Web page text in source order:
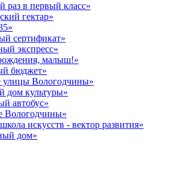
в первый класс»
гектар»
сертификат»
экспресс»
малыш!»
бюджет»
улицы Вологодчины»
дом культуры»
автобус»
Вологодчины»
искусств - вектор развития»
дом»